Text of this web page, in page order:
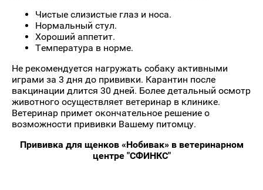
Чистые слизистые глаз и носа.
Нормальный стул.
Хороший аппетит.
Температура в норме.
Не рекомендуется нагружать собаку активными
играми за 3 дня до прививки. Карантин после
вакцинации длится 30 дней. Более детальный осмотр
животного осуществляет ветеринар в клинике.
Ветеринар примет окончательное решение о
возможности прививки Вашему питомцу.
Прививка для щенков «Нобивак»в ветеринарном
центре "СФИНКС"